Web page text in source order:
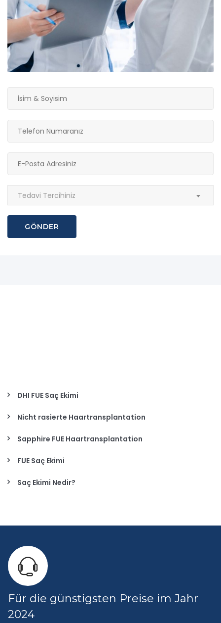
Tedavi Tercihiniz
DHI FUE Saç Ekimi
Nicht rasierte Haartransplantation
Sapphire FUE Haartransplantation
FUE Saç Ekimi
Saç Ekimi Nedir?
Für die günstigsten Preise im Jahr
2024